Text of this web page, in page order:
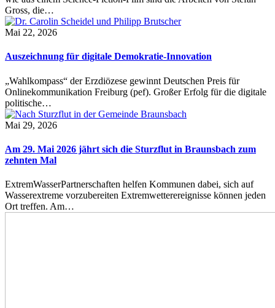
Gross, die…
Mai 22, 2026
Auszeichnung für digitale Demokratie-Innovation
„Wahlkompass“ der Erzdiözese gewinnt Deutschen Preis für
Onlinekommunikation Freiburg (pef). Großer Erfolg für die digitale
politische…
Mai 29, 2026
Am 29. Mai 2026 jährt sich die Sturzflut in Braunsbach zum
zehnten Mal
ExtremWasserPartnerschaften helfen Kommunen dabei, sich auf
Wasserextreme vorzubereiten Extremwetterereignisse können jeden
Ort treffen. Am…